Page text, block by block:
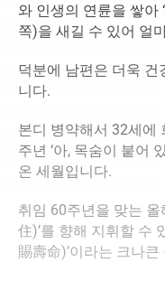
와 인생의 연륜을 쌓아
쪽)을 새길 수 있어 얼
덕분에 남편은 더욱
니다.
본디 병약해서 32세에
주년 ‘아, 목숨이 붙어
온 세월입니다.
취임 60주년을 맞는 올
住)’를 향해 지휘할 수
賜壽命)’이라는 크나